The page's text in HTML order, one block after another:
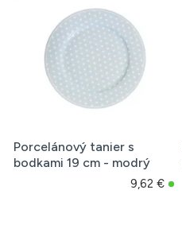
Porcelánový tanier s
bodkami 19 cm - modrý
9,62 €